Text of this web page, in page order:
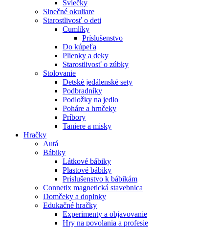
Sviečky
Slnečné okuliare
Starostlivosť o deti
Cumlíky
Príslušenstvo
Do kúpeľa
Plienky a deky
Starostlivosť o zúbky
Stolovanie
Detské jedálenské sety
Podbradníky
Podložky na jedlo
Poháre a hrnčeky
Príbory
Taniere a misky
Hračky
Autá
Bábiky
Látkové bábiky
Plastové bábiky
Príslušenstvo k bábikám
Connetix magnetická stavebnica
Domčeky a doplnky
Edukačné hračky
Experimenty a objavovanie
Hry na povolania a profesie